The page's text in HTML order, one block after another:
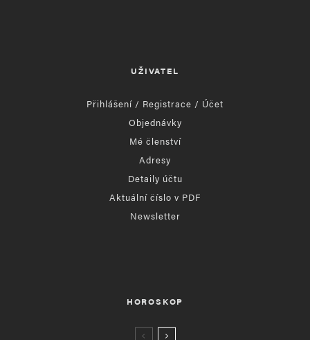
UŽIVATEL
Přihlášení / Registrace / Účet
Objednávky
Mé členství
Adresy
Detaily účtu
Aktuální číslo v PDF
Newsletter
HOROSKOP